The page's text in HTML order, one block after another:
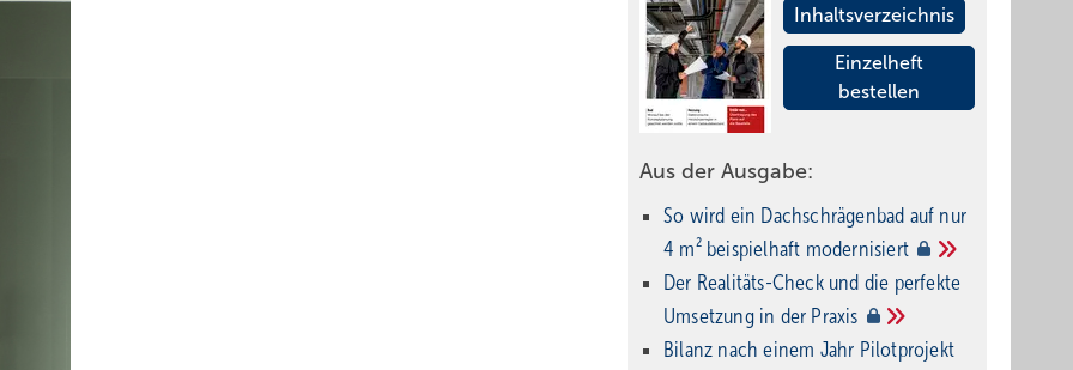
Inhaltsverzeichnis
Einzelheft
bestellen
Aus der Ausgabe:
So wird ein Dach­schrägenbad auf nur
4 m² beispielhaft modernisiert
Der Realitäts-Check und die perfekte
Umsetzung in der Praxis
Bilanz nach einem Jahr Pilotprojekt